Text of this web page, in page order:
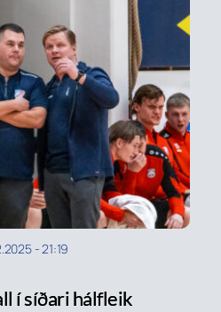
-21:19
í síðari hálfleik